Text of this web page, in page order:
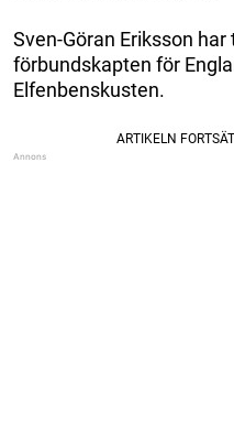
Sven-Göran Eriksson
förbundskapten för
Elfenbenskusten.